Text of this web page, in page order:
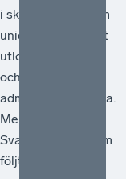
i skattefrågor inom
unionen. Förslaget
utlovar förenkling
och minskad
administrativ börda.
Men räcker det?
Svaret, för den som
följt debatt...